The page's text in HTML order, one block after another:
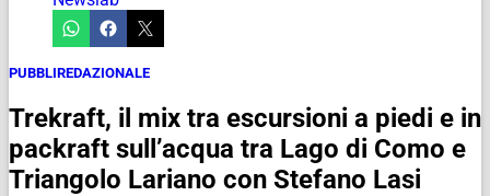
PUBBLIREDAZIONALE
Trekraft, il mix tra escursioni a piedi e in
packraft sull’acqua tra Lago di Como e
Triangolo Lariano con Stefano Lasi